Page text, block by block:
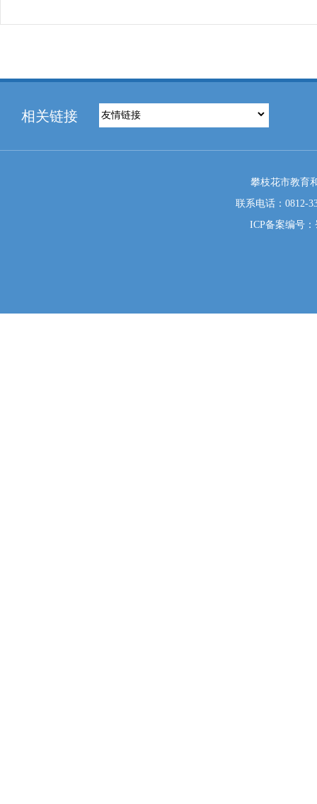
相关链接
攀枝花市教育
联系电话：0812-
ICP备案编号：